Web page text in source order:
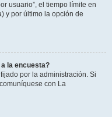
usuario”, el tiempo límite en
y por último la opción de
la encuesta?
por la administración. Si
con La